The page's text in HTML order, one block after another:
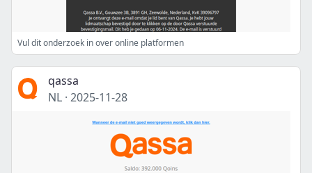
Vul dit onderzoek in over online platformen
qassa
NL · 2025-11-28